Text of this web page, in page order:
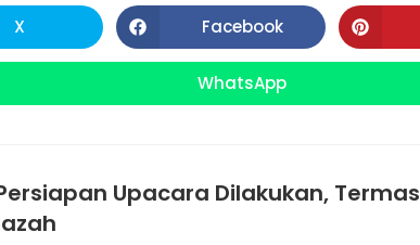
Opens
X Opens
in
a
new
window
Facebook
Opens
in
WhatsApp
Upacara Dilakukan,